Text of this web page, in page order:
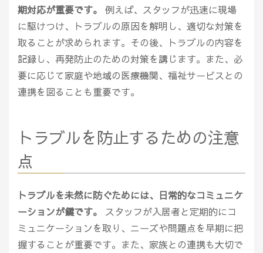
期対応が重要です。
例えば、スタッフが迅速に現場
に駆けつけ、トラブルの原因を解明し、適切な対策を
取ることが求められます。その後、トラブルの内容を
記録し、再発防止のための対策を講じます。また、必
要に応じて家庭や地域の医療機関、福祉サービスとの
連携を図ることも重要です。
トラブルを防止するための注意
点
トラブルを未然に防ぐためには、日常的なコミュニケ
ーションが鍵です。
スタッフが入居者と定期的にコ
ミュニケーションを取り、ニーズや問題点を早期に把
握することが重要です。また、家族との連携も大切で